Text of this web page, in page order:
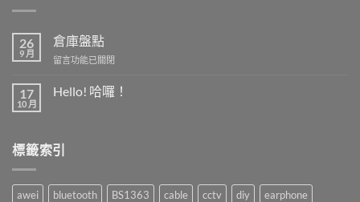
26
9 月
倉庫盤點
在
庫
留言功能已關閉
17
10 月
Hello! 哈囉！
中
標籤索引
awei bluetooth BS1363 cable cctv diy
earphone